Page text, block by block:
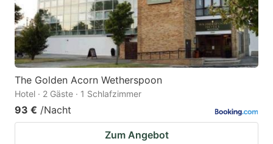
The Golden Acorn Wetherspoon
Hotel · 2 Gäste · 1 Schlafzimmer
93 € /Nacht
Zum Angebot